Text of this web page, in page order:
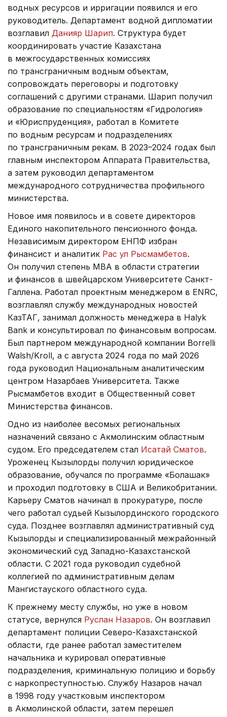
водных ресурсов и ирригации появился и его
руководитель. Департамент водной дипломатии
возглавил Данияр Шарип. Структура будет
координировать участие Казахстана
в межгосударственных комиссиях
по трансграничным водным объектам,
сопровождать переговоры и подготовку
соглашений с другими странами. Шарип получил
образование по специальностям «Гидрология»
и «Юриспруденция», работал в Комитете
по водным ресурсам и подразделениях
по трансграничным рекам. В 2023–2024 годах был
главным инспектором Аппарата Правительства,
а затем руководил департаментом
международного сотрудничества профильного
министерства.
Новое имя появилось и в совете директоров
Единого накопительного пенсионного фонда.
Независимым директором ЕНПФ избран
финансист и аналитик Рас ул Рысмамбетов.
Он получил степень MBA в области стратегии
и финансов в швейцарском Университете Санкт-
Галлена. Работал проектным менеджером в ENRC,
возглавлял службу международных новостей
КазТАГ, занимал должность менеджера в Halyk
Bank и консультировал по финансовым вопросам.
Был партнером международной компании Borrelli
Walsh/Kroll, а с августа 2024 года по май 2026
года руководил Национальным аналитическим
центром Назарбаев Университета. Также
Рысмамбетов входит в Общественный совет
Министерства финансов.
Одно из наиболее весомых региональных
назначений связано с Акмолинским областным
судом. Его председателем стал Исатай Сматов.
Уроженец Кызылорды получил юридическое
образование, обучался по программе «Болашак»
и проходил подготовку в США и Великобритании.
Карьеру Сматов начинал в прокуратуре, после
чего работал судьей Кызылординского городского
суда. Позднее возглавлял административный суд
Кызылорды и специализированный межрайонный
экономический суд Западно-Казахстанской
области. С 2021 года руководил судебной
коллегией по административным делам
Мангистауского областного суда.
К прежнему месту службы, но уже в новом
статусе, вернулся Руслан Назаров. Он возглавил
департамент полиции Северо-Казахстанской
области, где ранее работал заместителем
начальника и курировал оперативные
подразделения, криминальную полицию и борьбу
с наркопреступностью. Службу Назаров начал
в 1998 году участковым инспектором
в Акмолинской области, затем перешел